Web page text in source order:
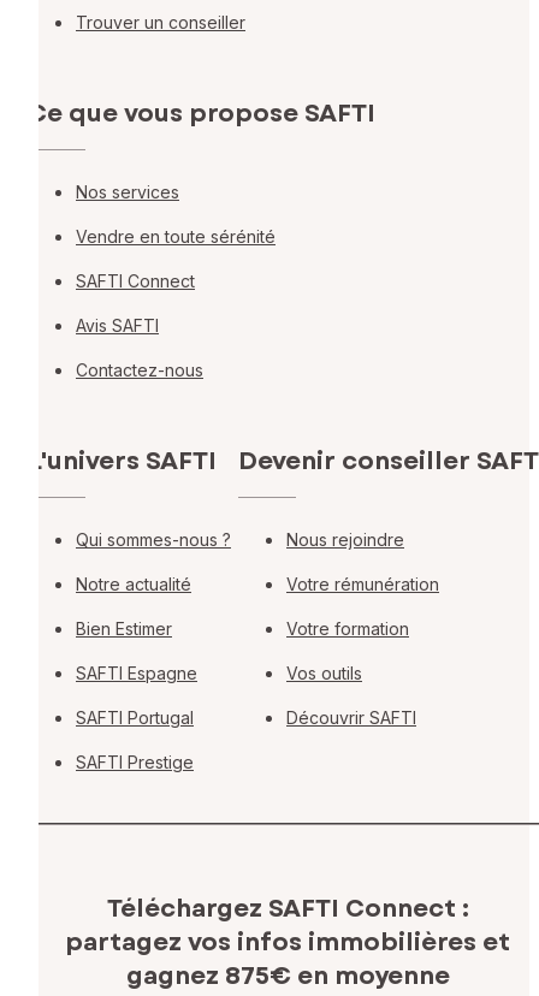
Trouver un conseiller
Ce que vous propose SAFTI
Nos services
Vendre en toute sérénité
SAFTI Connect
Avis SAFTI
Contactez-nous
L'univers SAFTI
Qui sommes-nous ?
Notre actualité
Bien Estimer
SAFTI Espagne
SAFTI Portugal
SAFTI Prestige
Devenir conseiller
Nous rejoindre
Votre rémunération
Votre formation
Vos outils
Découvrir SAFTI
Téléchargez SAFTI Connect :
partagez vos infos immobilières et
gagnez 875€ en moyenne